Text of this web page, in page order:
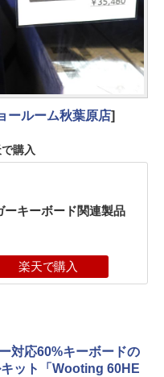
ールーム秋葉原店]
購入
ーキーボード関連製品
楽天で購入
対応60%キーボードの
ット「Wooting 60HE